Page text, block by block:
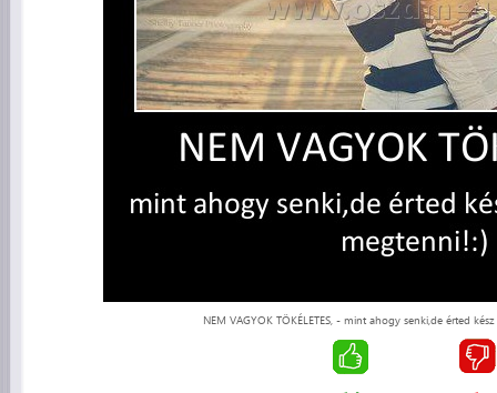
NEM VAGYOK TÖKÉLETES, - mint ahogy senki,de érted